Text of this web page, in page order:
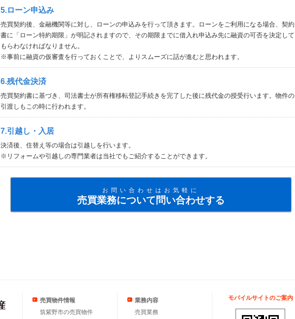
5.ローン申込み
売買契約後、金融機関等に対し、ローンの申込みを行って頂きます。ローンをご利用になる場合、契約
書に「ローン特約期限」が明記されますので、その期限までに借入れ申込み先に融資の可否を決定して
もらわなければなりません。
※事前に融資の仮審査を行っておくことで、よりスムーズに話が進むと思われます。
6.残代金決済
売買契約書に基づき、司法書士が所有権移転登記手続きを完了した後に残代金の授受行います。物件の
引渡しもこの時に行われます。
7.引越し・入居
決済後、住替え等の場合は引越しを行います。
※リフォームや引越しの専門業者は当社でもご紹介することができます。
お問い合わせはお気軽に
売買業務について問い合わせする
売買物件情報
筑紫野市の売買物件
業務内容
売買業務
モバイルサイトのご案内